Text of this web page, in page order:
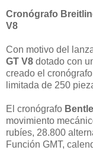
Cronógrafo
V8
Con motivo del
GT V8 dotado con
creado el cronógrafo
limitada de 250
El cronógrafo
movimiento
rubíes, 28.800
Función GMT,